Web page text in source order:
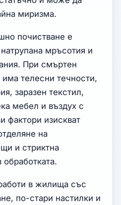
миризма.
почистване е
мръсотия и
При смъртен
телесни течности,
заразен текстил,
мебел и въздух с
фактори изискват
на
и стриктна
в жилища със
по-стари настилки и